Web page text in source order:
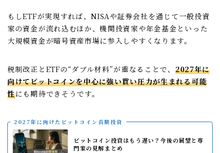
もしETFが実現すれば、NISAや証券会社を通じて一般投資
家の資金が流れ込むほか、機関投資家や年金基金といった
大規模資金が暗号資産市場に参入しやすくなります。
税制改正とETFの“ダブル材料”が重なることで、 2027年に
向けてビットコインを中心に強い買い圧力が生まれる可能
性にも期待できそうです。
2027年に向けたビットコイン長期投資
ビットコイン投資はもう遅い？今後の展望と専
門家の見解まとめ